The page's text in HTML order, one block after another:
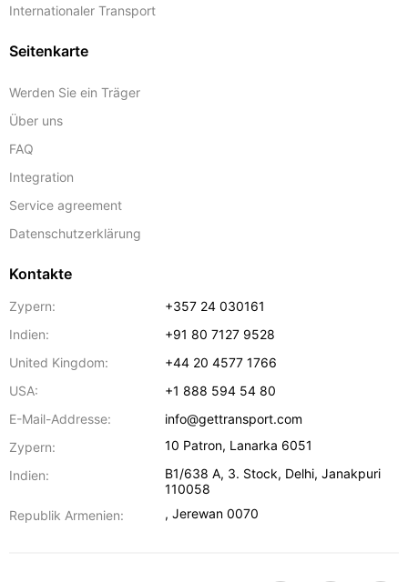
Internationaler Transport
Seitenkarte
Werden Sie ein Träger
Über uns
FAQ
Integration
Service agreement
Datenschutzerklärung
Kontakte
Zypern:
+357 24 030161
Indien:
+91 80 7127 9528
United Kingdom:
+44 20 4577 1766
USA:
+1 888 594 54 80
E-Mail-Addresse:
info@gettransport.com
Zypern:
10 Patron, Lanarka 6051
Indien:
B1/638 A, 3. Stock, Delhi,Janakpuri
110058
Republik Armenien:
,Jerewan 0070